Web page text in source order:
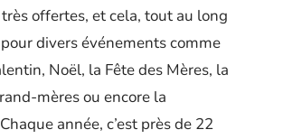
offertes, et cela, tout au long
pour divers événements comme
Noël, la Fête des Mères, la
mères ou encore la
année, c’est près de 22